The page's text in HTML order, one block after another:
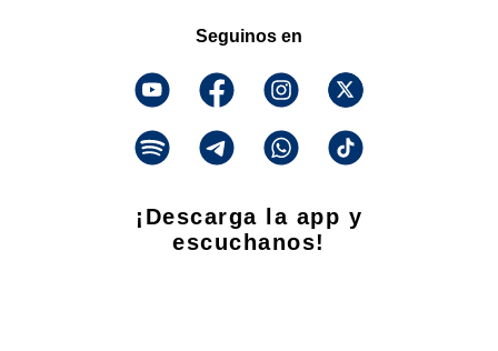
Seguinos en
¡Descarga la app y
escuchanos!